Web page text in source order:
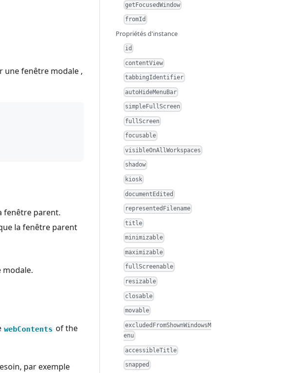
une fenêtre modale ,
fenêtre parent.
la fenêtre parent
modale.
webContents of the
par exemple
getFocusedWindow
fromId
Propriétés d'instance
id
contentView
tabbingIdentifier
autoHideMenuBar
simpleFullScreen
fullScreen
focusable
visibleOnAllWorkspaces
shadow
kiosk
documentEdited
representedFilename
title
minimizable
maximizable
fullScreenable
resizable
closable
movable
excludedFromShownWindowsM
enu
accessibleTitle
snapped